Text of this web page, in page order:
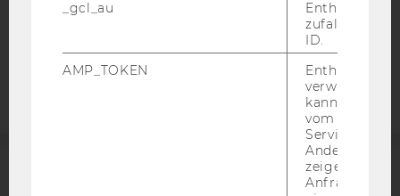
Barrierefreiheitserklärung
_gcl_au
Enthält eine
ID.
AMP_TOKEN
Enthält ein
verwendet
kann, um
vom AMP-
Service
Andere
zeigen Opt-
Anfrage im